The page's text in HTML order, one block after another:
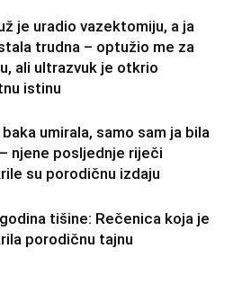
je uradio vazektomiju, a ja
trudna – optužio me za
ali ultrazvuk je otkrio
istinu
umirala, samo sam ja bila
njene posljednje riječi
su porodičnu izdaju
tišine: Rečenica koja je
porodičnu tajnu